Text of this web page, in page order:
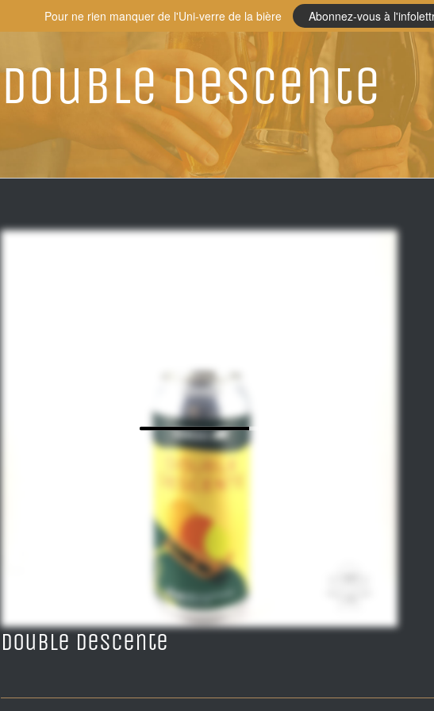
Double Descente
Double Descente
Pour ne rien manquer de l'Uni-verre de la bière Abonnez-vous à